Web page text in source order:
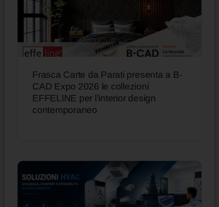
Frasca Carte da Parati presenta a B-
CAD Expo 2026 le collezioni
EFFELINE per l’interior design
contemporaneo